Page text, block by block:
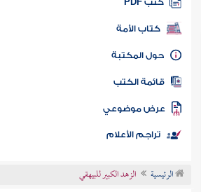
كتب PDF
كتاب الأمة
المكتبة
الكتب
موضوعي
تراجم الأعلام
الرئيسية الزهد الكبير للبيهقي